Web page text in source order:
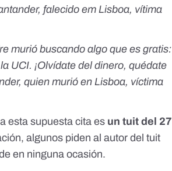
falecido em Lisboa, vítima
murió buscando algo que es gratis:
UCI. ¡Olvídate del dinero, quédate
quien murió en Lisboa, víctima
esta supuesta cita es untuit del 27
algunos piden al autor del tuit
en ninguna ocasión.